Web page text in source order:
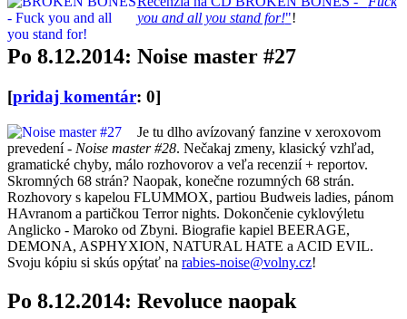
you and all you stand for!"!
Po 8.12.2014: Noise master #27
[pridaj komentár: 0]
Je tu dlho avízovaný fanzine v xeroxovom
prevedení - Noise master #28. Nečakaj zmeny, klasický vzhľad,
gramatické chyby, málo rozhovorov a veľa recenzií + reportov.
Skromných 68 strán? Naopak, konečne rozumných 68 strán.
Rozhovory s kapelou FLUMMOX, partiou Budweis ladies, pánom
HAvranom a partičkou Terror nights. Dokončenie cyklovýletu
Anglicko - Maroko od Zbyni. Biografie kapiel BEERAGE,
DEMONA, ASPHYXION, NATURAL HATE a ACID EVIL.
Svoju kópiu si skús opýtať na rabies-noise@volny.cz!
Po 8.12.2014: Revoluce naopak